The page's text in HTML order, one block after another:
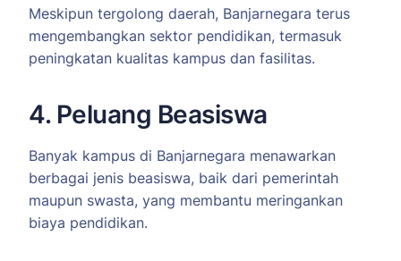
Meskipun tergolong daerah, Banjarnegara terus
mengembangkan sektor pendidikan, termasuk
peningkatan kualitas kampus dan fasilitas.
4. Peluang Beasiswa
Banyak kampus di Banjarnegara menawarkan
berbagai jenis beasiswa, baik dari pemerintah
maupun swasta, yang membantu meringankan
biaya pendidikan.